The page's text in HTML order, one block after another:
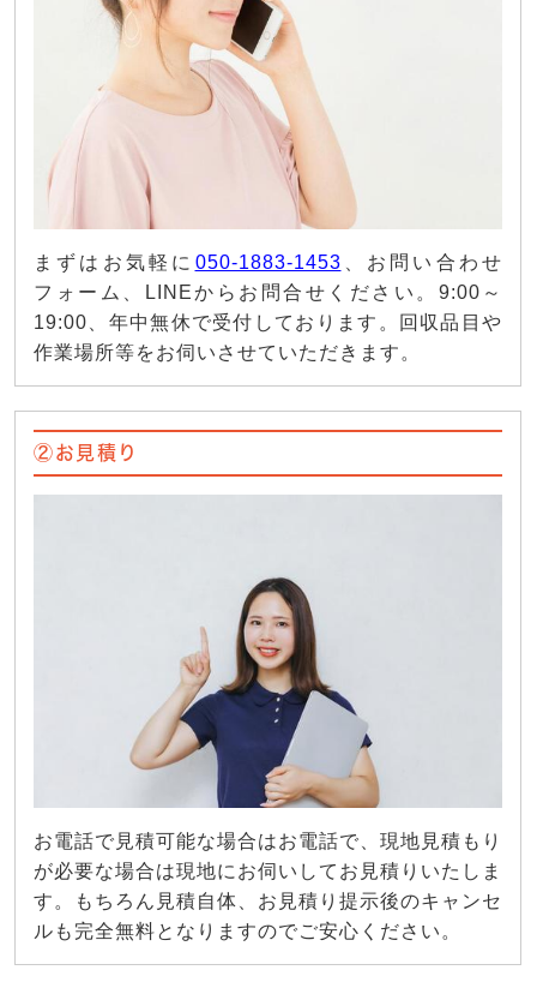
まずはお気軽に 050-1883-1453 、お問い合わせ
フォーム、LINEからお問合せください。9:00～
19:00、年中無休で受付しております。回収品目や
作業場所等をお伺いさせていただきます。
②お見積り
お電話で見積可能な場合はお電話で、現地見積もり
が必要な場合は現地にお伺いしてお見積りいたしま
す。もちろん見積自体、お見積り提示後のキャンセ
ルも完全無料となりますのでご安心ください。